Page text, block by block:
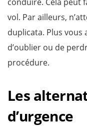
vol. Par ailleurs,
duplicata. Plus vous
d’oublier ou de
procédure.
Les
d’urgence